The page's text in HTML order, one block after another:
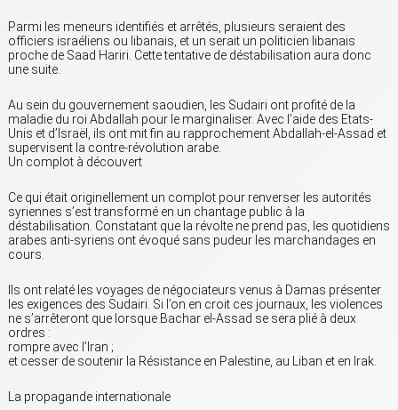
Parmi les meneurs identifiés et arrêtés, plusieurs seraient des
officiers israéliens ou libanais, et un serait un politicien libanais
proche de Saad Hariri. Cette tentative de déstabilisation aura donc
une suite.
Au sein du gouvernement saoudien, les Sudairi ont profité de la
maladie du roi Abdallah pour le marginaliser. Avec l’aide des Etats-
Unis et d’Israël, ils ont mit fin au rapprochement Abdallah-el-Assad et
supervisent la contre-révolution arabe.
Un complot à découvert
Ce qui était originellement un complot pour renverser les autorités
syriennes s’est transformé en un chantage public à la
déstabilisation. Constatant que la révolte ne prend pas, les quotidiens
arabes anti-syriens ont évoqué sans pudeur les marchandages en
cours.
Ils ont relaté les voyages de négociateurs venus à Damas présenter
les exigences des Sudairi. Si l’on en croit ces journaux, les violences
ne s’arrêteront que lorsque Bachar el-Assad se sera plié à deux
ordres :
rompre avec l’Iran ;
et cesser de soutenir la Résistance en Palestine, au Liban et en Irak.
La propagande internationale